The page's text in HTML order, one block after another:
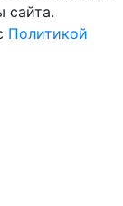
сайта.
Политикой